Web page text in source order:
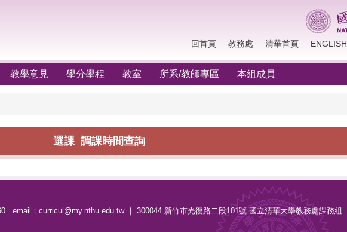
回首頁 教務處 清華首頁 ENGLISH
教學意見 學分學程 教室 所系/教師專區 本組成員
選課_調課時間查詢
email：curricul@my.nthu.edu.tw ｜ 300044 新竹市光復路二段101號 國立清華大學教務處課務組